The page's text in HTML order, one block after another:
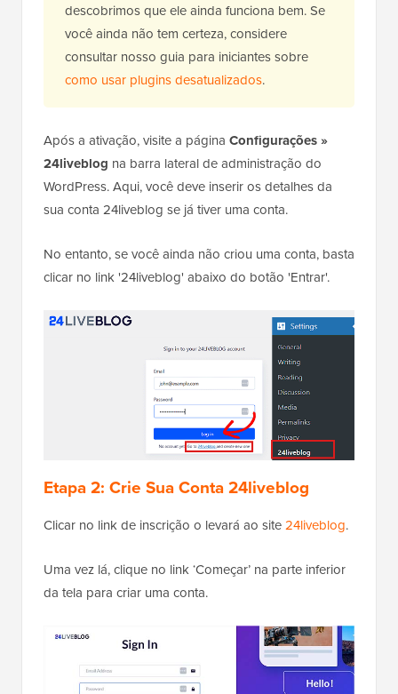
descobrimos que ele ainda funciona bem. Se
você ainda não tem certeza, considere
consultar nosso guia para iniciantes sobre
como usar plugins desatualizados.
Após a ativação, visite a página Configurações »
24liveblog na barra lateral de administração do
WordPress. Aqui, você deve inserir os detalhes da
sua conta 24liveblog se já tiver uma conta.
No entanto, se você ainda não criou uma conta, basta
clicar no link '24liveblog' abaixo do botão 'Entrar'.
Etapa 2: Crie Sua Conta 24liveblog
Clicar no link de inscrição o levará ao site24liveblog.
Uma vez lá, clique no link ‘Começar’ na parte inferior
da tela para criar uma conta.